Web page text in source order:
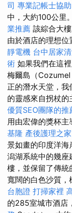
司 專業記帳士協助
中，大約100公里。
業推薦 該綜合大
由於酒店的理想位
靜電機 台中居家
術 如果我們在這
梅爾島（Cozumel
正的潛水天堂，
的靈感來自拐杖的
優質SEO團隊的推
用由宏偉的獎杯主
基隆 產後護理之家
景如畫的印度洋海
潟湖系統中的幾座
樓，並保留了傳統
寬闊的白色沙質，
台胞證 打掃家裡
的285室城市酒店